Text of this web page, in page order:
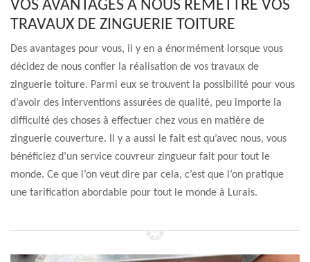
VOS AVANTAGES À NOUS REMETTRE VOS
TRAVAUX DE ZINGUERIE TOITURE
Des avantages pour vous, il y en a énormément lorsque vous
décidez de nous confier la réalisation de vos travaux de
zinguerie toiture. Parmi eux se trouvent la possibilité pour vous
d’avoir des interventions assurées de qualité, peu importe la
difficulté des choses à effectuer chez vous en matière de
zinguerie couverture. Il y a aussi le fait est qu’avec nous, vous
bénéficiez d’un service couvreur zingueur fait pour tout le
monde. Ce que l’on veut dire par cela, c’est que l’on pratique
une tarification abordable pour tout le monde à Lurais.